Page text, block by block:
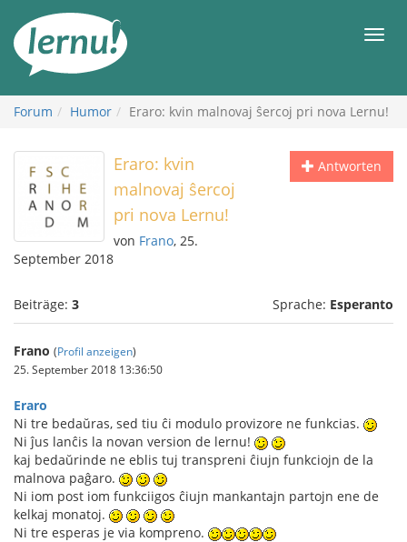
Inhalt
Forum Humor Eraro: kvin malnovaj ŝercoj pri nova Lernu!
Antworten
Eraro: kvin
malnovaj ŝercoj
pri nova Lernu!
von Frano, 25.
September 2018
Beiträge: 3 Sprache: Esperanto
Frano (Profil anzeigen)
25. September 2018 13:36:50
Eraro
Ni tre bedaŭras, sed tiu ĉi modulo provizore ne funkcias.
Ni ĵus lanĉis la novan version de lernu!
kaj bedaŭrinde ne eblis tuj transpreni ĉiujn funkciojn de la
malnova paĝaro.
Ni iom post iom funkciigos ĉiujn mankantajn partojn ene de
kelkaj monatoj.
Ni tre esperas je via kompreno.